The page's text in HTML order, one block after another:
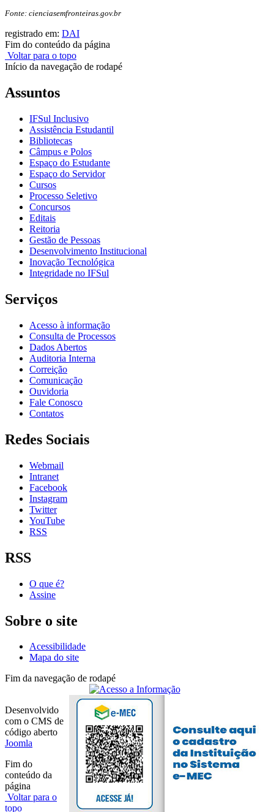
Fonte: cienciasemfronteiras.gov.br
registrado em: DAI
Fim do conteúdo da página
Voltar para o topo
Início da navegação de rodapé
Assuntos
IFSul Inclusivo
Assistência Estudantil
Bibliotecas
Câmpus e Polos
Espaço do Estudante
Espaço do Servidor
Cursos
Processo Seletivo
Concursos
Editais
Reitoria
Gestão de Pessoas
Desenvolvimento Institucional
Inovação Tecnológica
Integridade no IFSul
Serviços
Acesso à informação
Consulta de Processos
Dados Abertos
Auditoria Interna
Correição
Comunicação
Ouvidoria
Fale Conosco
Contatos
Redes Sociais
Webmail
Intranet
Facebook
Instagram
Twitter
YouTube
RSS
RSS
O que é?
Assine
Sobre o site
Acessibilidade
Mapa do site
Fim da navegação de rodapé
Desenvolvido
com o CMS de
código aberto
Joomla
Fim do
conteúdo da
página
Voltar para o
topo